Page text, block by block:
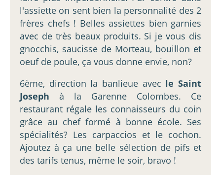
l'assiette on sent bien la personnalité des 2
frères chefs ! Belles assiettes bien garnies
avec de très beaux produits. Si je vous dis
gnocchis, saucisse de Morteau, bouillon et
oeuf de poule, ça vous donne envie, non?
6ème, direction la banlieue avec le Saint
Joseph à la Garenne Colombes. Ce
restaurant régale les connaisseurs du coin
grâce au chef formé à bonne école. Ses
spécialités? Les carpaccios et le cochon.
Ajoutez à ça une belle sélection de pifs et
des tarifs tenus, même le soir, bravo !